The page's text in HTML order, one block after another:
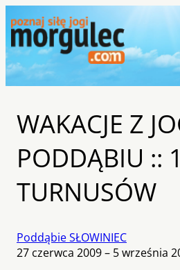
WAKACJE Z
PODDĄBIU ::
TURNUSÓW
Poddąbie SŁOWINIEC
27 czerwca 2009 – 5 września